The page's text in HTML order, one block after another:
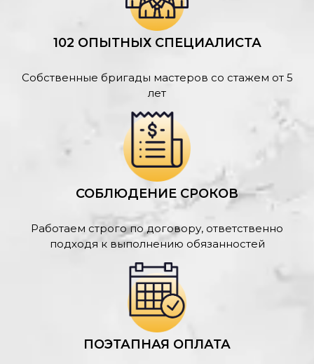
102 ОПЫТНЫХ СПЕЦИАЛИСТА
Собственные бригады мастеров со стажем от 5
лет
СОБЛЮДЕНИЕ СРОКОВ
Работаем строго по договору, ответственно
подходя к выполнению обязанностей
ПОЭТАПНАЯ ОПЛАТА